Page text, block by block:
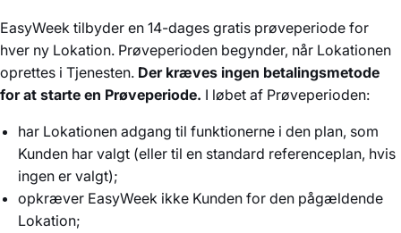
EasyWeek tilbyder en 14-dages gratis prøveperiode for
hver ny Lokation. Prøveperioden begynder, når Lokationen
oprettes i Tjenesten. Der kræves ingen betalingsmetode
for at starte en Prøveperiode. I løbet af Prøveperioden:
har Lokationen adgang til funktionerne i den plan, som
Kunden har valgt (eller til en standard referenceplan, hvis
ingen er valgt);
opkræver EasyWeek ikke Kunden for den pågældende
Lokation;